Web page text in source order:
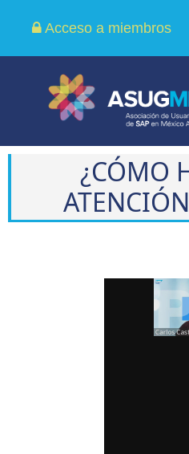
Acceso a miembros
¿CÓMO
Reproductor